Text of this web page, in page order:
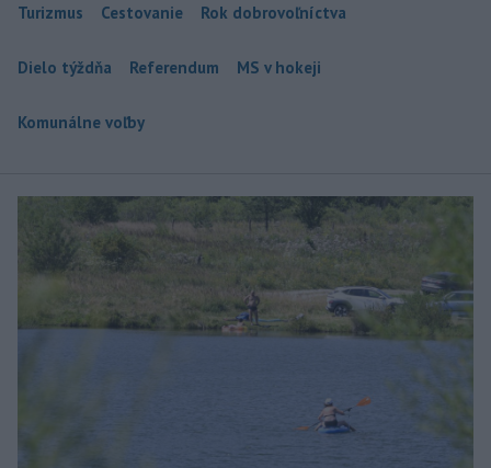
Turizmus Cestovanie Rok dobrovoľníctva
Dielo týždňa Referendum MS v hokeji
Komunálne voľby